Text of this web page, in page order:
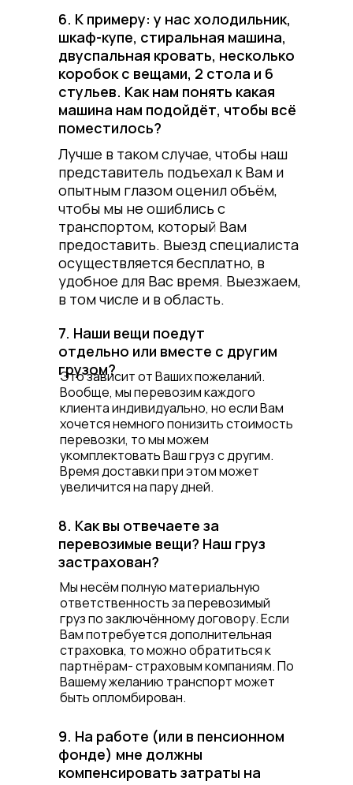
9. На работе (или в пенсионном
фонде) мне должны
компенсировать затраты на
8. Как вы отвечаете за
перевозимые вещи? Наш груз
застрахован?
Мы несём полную материальную
ответственность за перевозимый
груз по заключённому договору. Если
Вам потребуется дополнительная
страховка, то можно обратиться к
партнёрам- страховым компаниям. По
Вашему желанию транспорт может
быть опломбирован.
7. Наши вещи поедут
отдельно или вместе с другим
грузом?
Это зависит от Ваших пожеланий.
Вообще, мы перевозим каждого
клиента индивидуально, но если Вам
хочется немного понизить стоимость
перевозки, то мы можем
укомплектовать Ваш груз с другим.
Время доставки при этом может
увеличится на пару дней.
6. К примеру: у нас холодильник,
шкаф-купе, стиральная машина,
двуспальная кровать, несколько
коробок с вещами, 2 стола и 6
стульев. Как нам понять какая
машина нам подойдёт, чтобы всё
поместилось?
Лучше в таком случае, чтобы наш
представитель подъехал к Вам и
опытным глазом оценил объём,
чтобы мы не ошиблись с
транспортом, который Вам
предоставить. Выезд специалиста
осуществляется бесплатно, в
удобное для Вас время. Выезжаем,
в том числе и в область.